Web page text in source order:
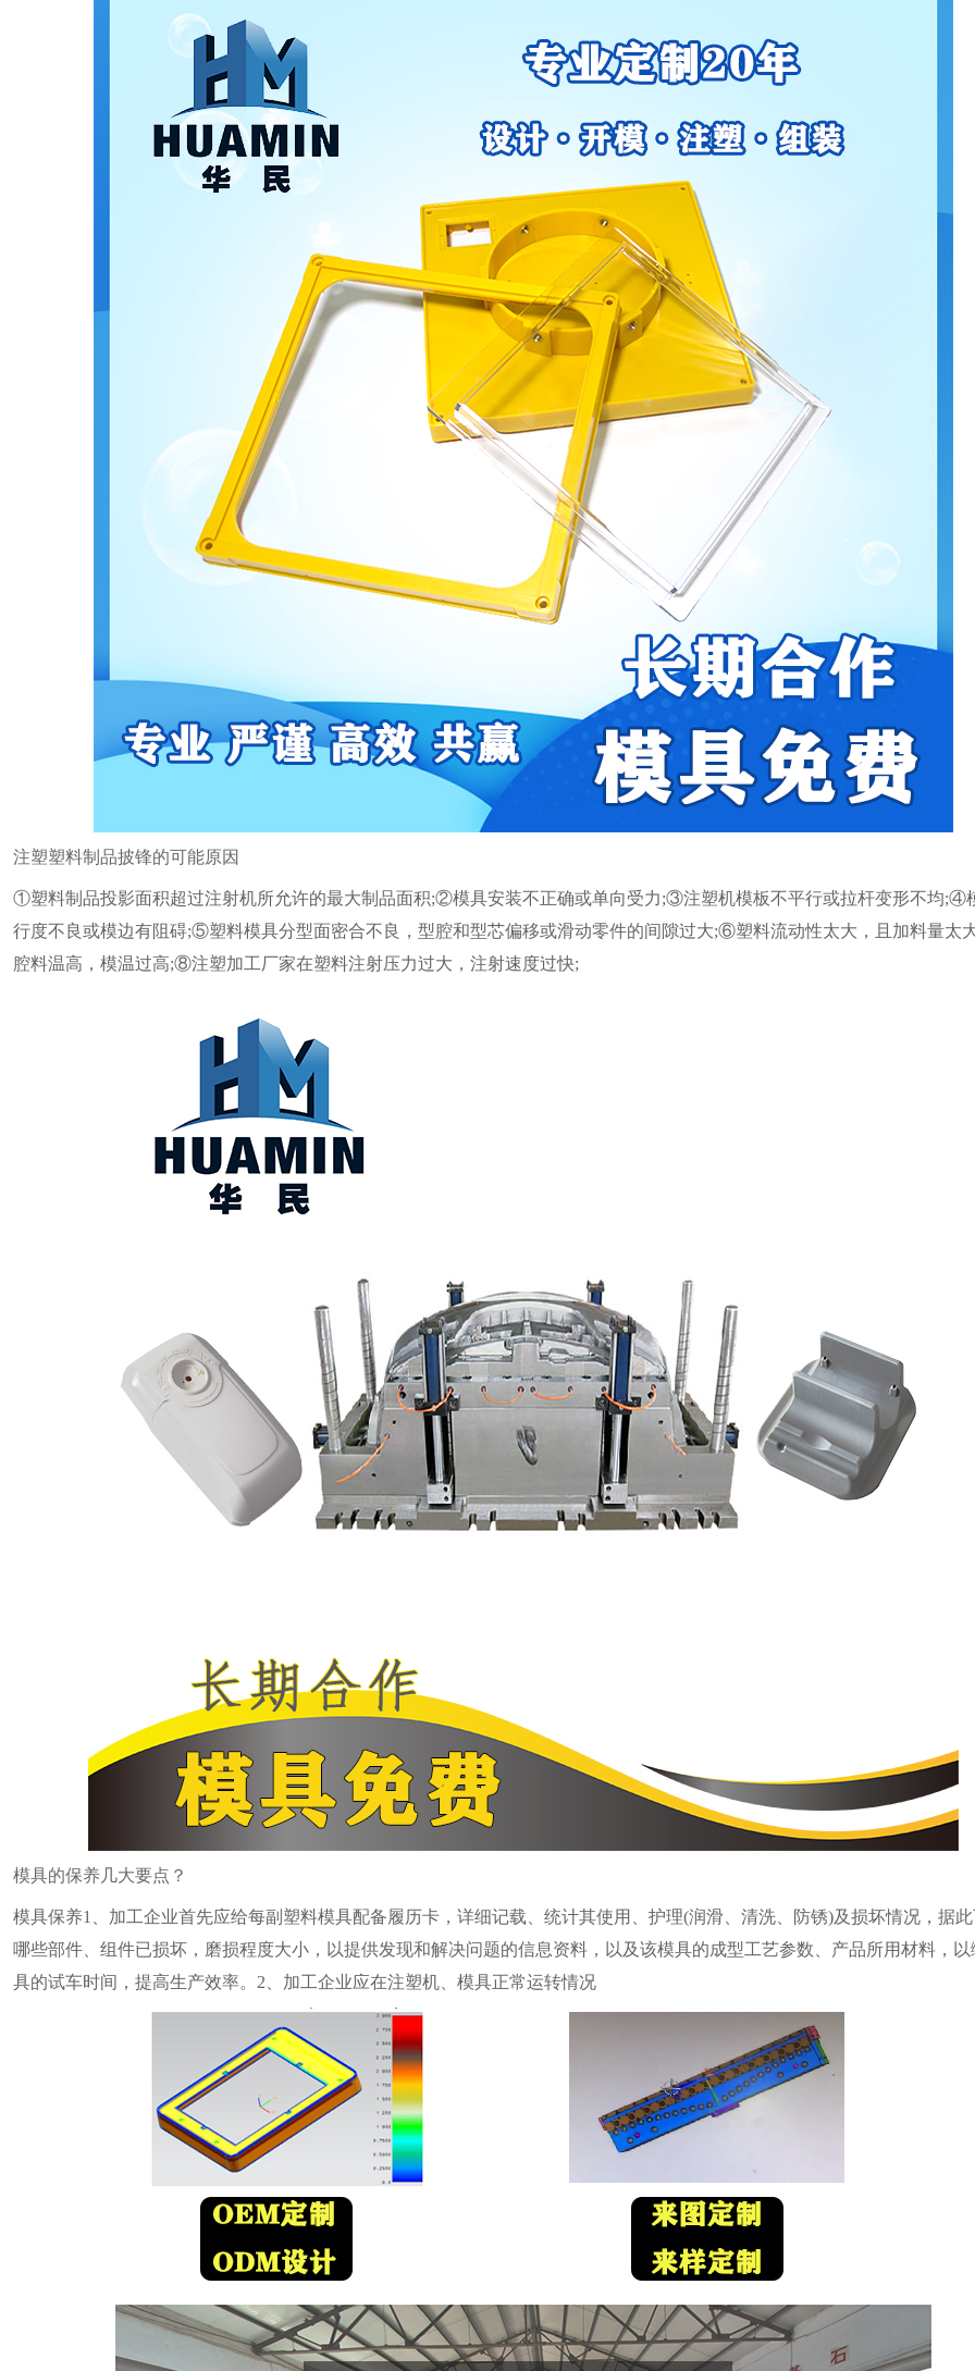
注塑塑料制品披锋的可能原因
①塑料制品投影面积超过注射机所允许的最大制品面积;②模具安装不正确或单向受力;③注塑机模板不平行或拉杆变形不均;④
行度不良或模边有阻碍;⑤塑料模具分型面密合不良，型腔和型芯偏移或滑动零件的间隙过大;⑥塑料流动性太大，且加料量太
腔料温高，模温过高;⑧注塑加工厂家在塑料注射压力过大，注射速度过快;
模具的保养几大要点？
模具保养1、加工企业首先应给每副塑料模具配备履历卡，详细记载、统计其使用、护理(润滑、清洗、防锈)及损坏情况，据
哪些部件、组件已损坏，磨损程度大小，以提供发现和解决问题的信息资料，以及该模具的成型工艺参数、产品所用材料，以
具的试车时间，提高生产效率。2、加工企业应在注塑机、模具正常运转情况